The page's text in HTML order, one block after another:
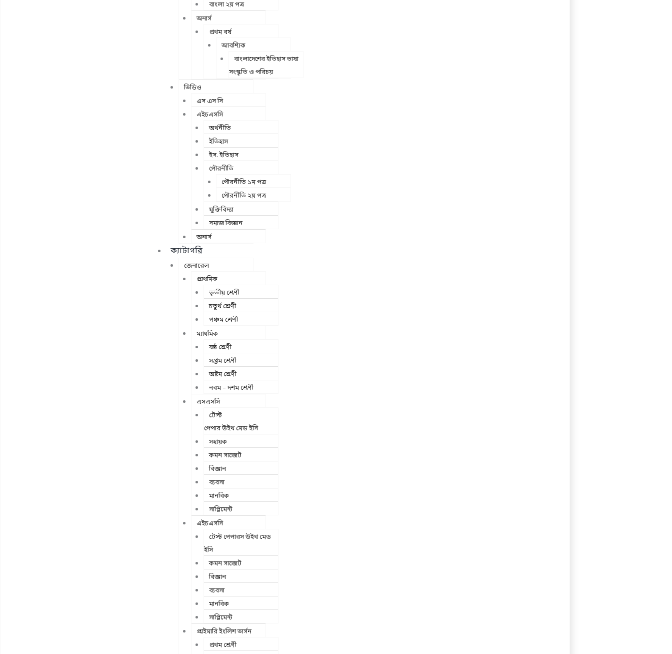
বাংলা ২য় পত্র
অনার্স
প্রথম বর্ষ
আবশ্যিক
বাংলাদেশের ইতিহাস ভাষা
সংস্কৃতি ও পরিচয়
ভিডিও
এস এস সি
এইচএসসি
অর্থনীতি
ইতিহাস
ইস. ইতিহাস
পৌরনীতি
পৌরনীতি ১ম পত্র
পৌরনীতি ২য় পত্র
যুক্তিবিদ্যা
সমাজ বিজ্ঞান
অনার্স
ক্যাটাগরি
জেনারেল
প্রাথমিক
তৃতীয় শ্রেণী
চতুর্থ শ্রেণী
পঞ্চম শ্রেণী
ম্যাধমিক
ষষ্ঠ শ্রেণী
সপ্তম শ্রেণী
অষ্টম শ্রেণী
নবম – দশম শ্রেণী
এসএসসি
টেস্ট
পেপার উইথ মেড ইসি
সহায়ক
কমন সাব্জেট
বিজ্ঞান
ব্যবসা
মানবিক
সাপ্লিমেন্ট
এইচএসসি
টেস্ট পেপারস উইথ মেড
ইসি
কমন সাব্জেট
বিজ্ঞান
ব্যবসা
মানবিক
সাপ্লিমেন্ট
প্রাইমারি ইংলিশ ভার্সন
প্রথম শ্রেণী